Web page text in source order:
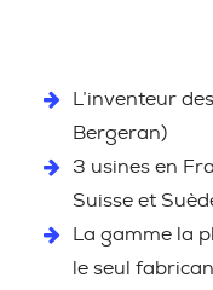
L’inventeur
Bergeran)
3 usines en
Suisse et
La gamme la
le seul